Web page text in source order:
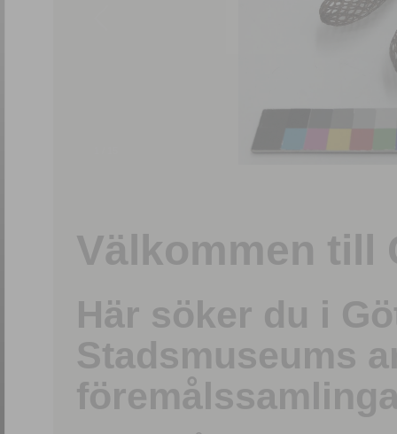
Välkommen till
Här söker du i
Stadsmuseums